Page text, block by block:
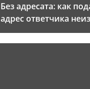
Без адресата: как
адрес ответчика